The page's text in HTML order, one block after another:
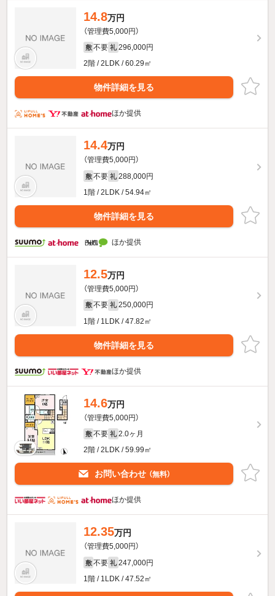
14.8万円
（管理費5,000円）
敷 不要 礼 296,000円
2階 / 2LDK / 60.29㎡
物件詳細を見る
ほか提供
14.4万円
（管理費5,000円）
敷 不要 礼 288,000円
1階 / 2LDK / 54.94㎡
物件詳細を見る
ほか提供
12.5万円
（管理費5,000円）
敷 不要 礼 250,000円
1階 / 1LDK / 47.82㎡
物件詳細を見る
ほか提供
14.6万円
（管理費5,000円）
敷 不要 礼 2.0ヶ月
2階 / 2LDK / 59.99㎡
お問い合わせ （無料）
ほか提供
12.35万円
（管理費5,000円）
敷 不要 礼 247,000円
1階 / 1LDK / 47.52㎡